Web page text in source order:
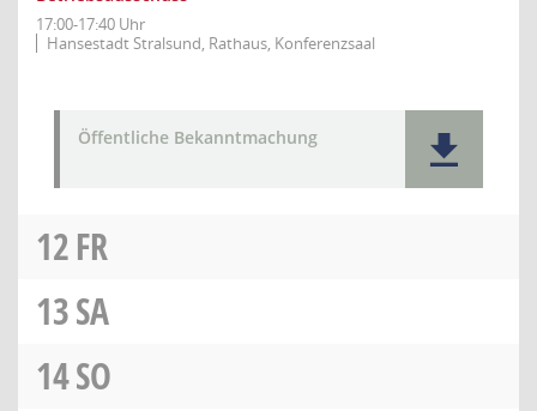
17:00-17:40 Uhr
Hansestadt Stralsund, Rathaus, Konferenzsaal
Öffentliche Bekanntmachung
12FR
13SA
14SO